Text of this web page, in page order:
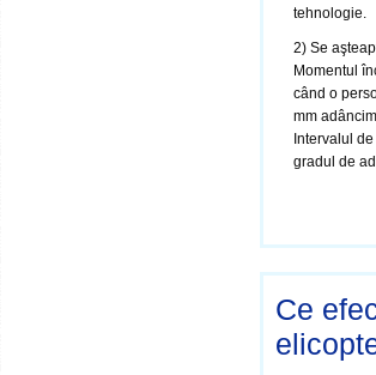
tehnologie.
2) Se
Momentul
când o
mm
Intervalul
gradul de
Ce